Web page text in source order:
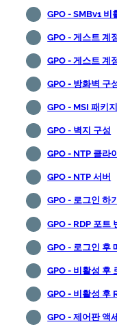
GPO - SMBv1 비
GPO - 게스트 계
GPO - 게스트 계
GPO - 방화벽 구
GPO - MSI 패키
GPO - 벽지 구성
GPO - NTP 클라
GPO - NTP 서버
GPO - 로그인 하
GPO - RDP 포트
GPO - 로그인 후
GPO - 비활성 후
GPO - 비활성 후
GPO - 제어판 액